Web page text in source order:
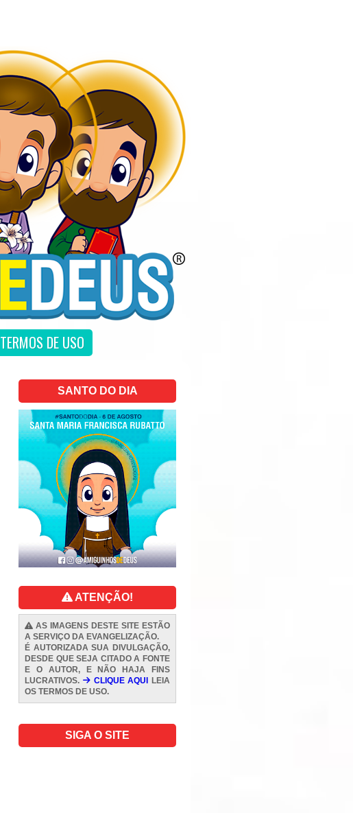
TERMOS DE USO
SANTO DO DIA
ATENÇÃO!
AS IMAGENS DESTE SITE ESTÃO
A SERVIÇO DA EVANGELIZAÇÃO.
É AUTORIZADA SUA DIVULGAÇÃO,
DESDE QUE SEJA CITADO A FONTE
E O AUTOR, E NÃO HAJA FINS
LUCRATIVOS.
CLIQUE AQUI
LEIA
OS TERMOS DE USO.
SIGA O SITE